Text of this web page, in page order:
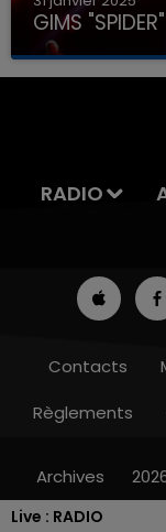
Live : RADIO
GIMS
RADIO
Contacts
Règlements
Archives